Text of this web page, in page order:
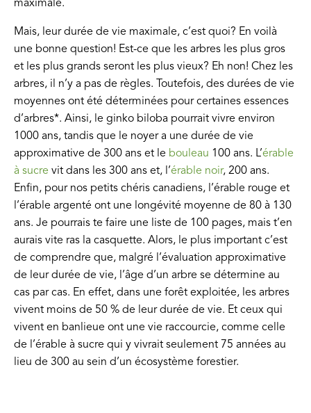
maximale.
Mais, leur durée de vie maximale, c’est quoi? En voilà
une bonne question! Est-ce que les arbres les plus gros
et les plus grands seront les plus vieux? Eh non! Chez les
arbres, il n’y a pas de règles. Toutefois, des durées de vie
moyennes ont été déterminées pour certaines essences
d’arbres*. Ainsi, le ginko biloba pourrait vivre environ
1000 ans, tandis que le noyer a une durée de vie
approximative de 300 ans et le bouleau 100 ans. L’érable
à sucre vit dans les 300 ans et, l’érable noir, 200 ans.
Enfin, pour nos petits chéris canadiens, l’érable rouge et
l’érable argenté ont une longévité moyenne de 80 à 130
ans. Je pourrais te faire une liste de 100 pages, mais t’en
aurais vite ras la casquette. Alors, le plus important c’est
de comprendre que, malgré l’évaluation approximative
de leur durée de vie, l’âge d’un arbre se détermine au
cas par cas. En effet, dans une forêt exploitée, les arbres
vivent moins de 50 % de leur durée de vie. Et ceux qui
vivent en banlieue ont une vie raccourcie, comme celle
de l’érable à sucre qui y vivrait seulement 75 années au
lieu de 300 au sein d’un écosystème forestier.